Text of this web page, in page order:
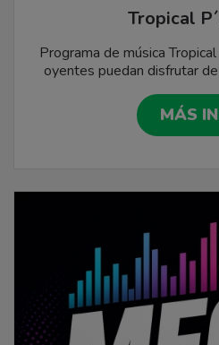
Tropical
Programa de música
oyentes puedan disfrutar
MÁS